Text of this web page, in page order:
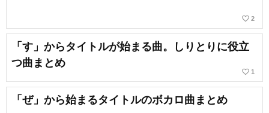
favorite_border 2
「す」からタイトルが始まる曲。しりとりに役立
つ曲まとめ
favorite_border 1
「ぜ」から始まるタイトルのボカロ曲まとめ